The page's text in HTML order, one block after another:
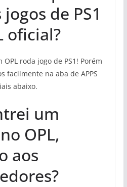
de PS1
oficial?
roda jogo de PS1! Porém
facilmente na aba de APPS
abaixo.
um
OPL,
aos